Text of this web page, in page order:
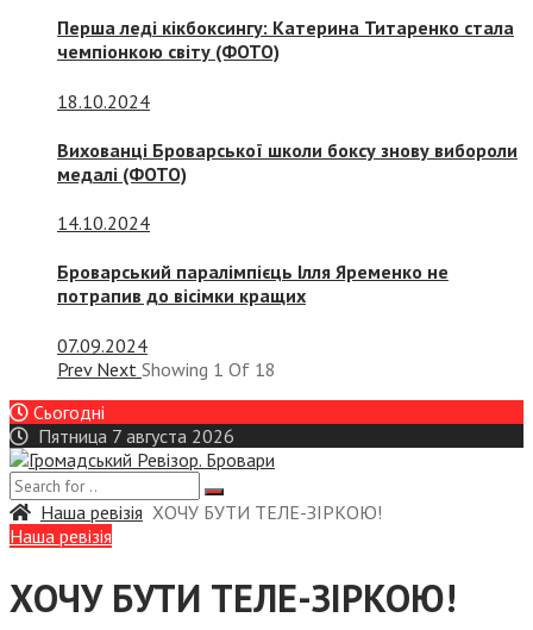
Перша леді кікбоксингу: Катерина Титаренко стала
чемпіонкою світу (ФОТО)
18.10.2024
Вихованці Броварської школи боксу знову вибороли
медалі (ФОТО)
14.10.2024
Броварський паралімпієць Ілля Яременко не
потрапив до вісімки кращих
07.09.2024
Prev Next Showing 1 Of 18
Сьогодні
Пятница 7 августа 2026
Наша ревізія ХОЧУ БУТИ ТЕЛЕ-ЗІРКОЮ!
Наша ревізія
ХОЧУ БУТИ ТЕЛЕ-ЗІРКОЮ!